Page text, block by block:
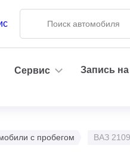
Сервис Запись
с пробегом ВАЗ 2109